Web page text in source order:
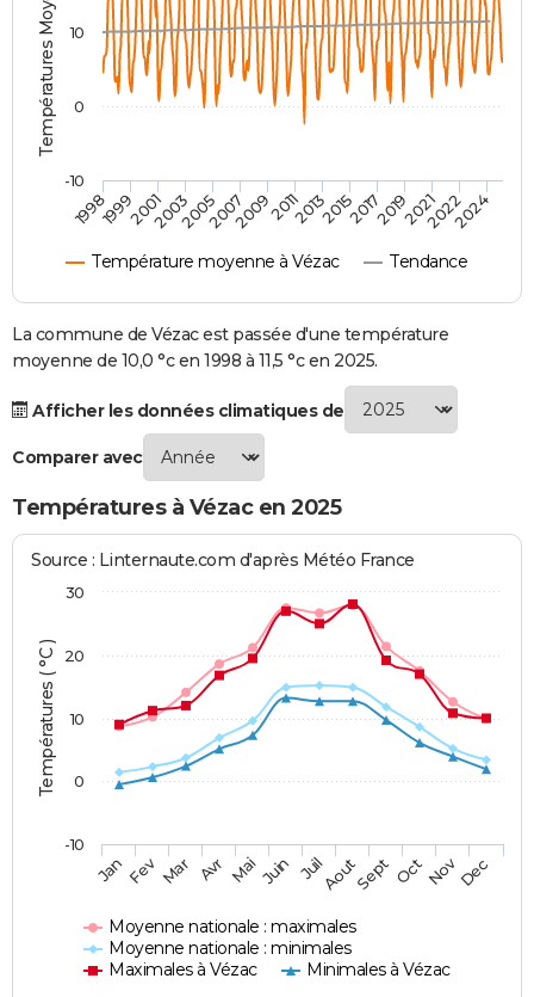
Destinations
City break
Voyage nature
Voyage de noces
Forum
Climat
PHOTO
GUIDES D'ACHAT
BONS PLANS
CARTE DE VOEUX
Carte de Noël
Carte Bonne année
Carte Saint-Valentin
Carte Pâques
Carte d'anniversaire
DICTIONNAIRE
Dictionnaire
Biographies
Citations
Expressions
Proverbes
PROGRAMME TV
S'inscrire
Se connecter
Lycées
Collèges
Primaires
Universités
Entreprises
Service militaire
Avis de recherche
AVIS DE DÉCÈS
FORUM
Bricolage
Lifestyle
Culture
Sport
Auto
Television
Voyage
Cinema
Température moyenne à Vézac Tendance
199819992001200320052007200920112013201520172019202120222024
0
10
-10
La commune de Vézac est passée d'une température
moyenne de 10,0 °c en 1998 à 11,5 °c en 2025.
Afficher les données climatiques de
Comparer avec
Températures à Vézac en 2025
Températures ( °C )
Source : Linternaute.com d'après Météo France
Moyenne nationale : maximales
Moyenne nationale : minimales
Maximales à Vézac
Minimales à Vézac
JanFev Mar Avr MaiJuin JuilAoutSept OctNovDec
-10
0
10
20
30